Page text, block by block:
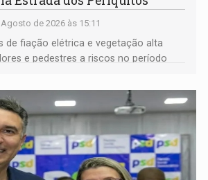
de 2026 às 15:11
de fiação elétrica e vegetação alta
e pedestres a riscos no período